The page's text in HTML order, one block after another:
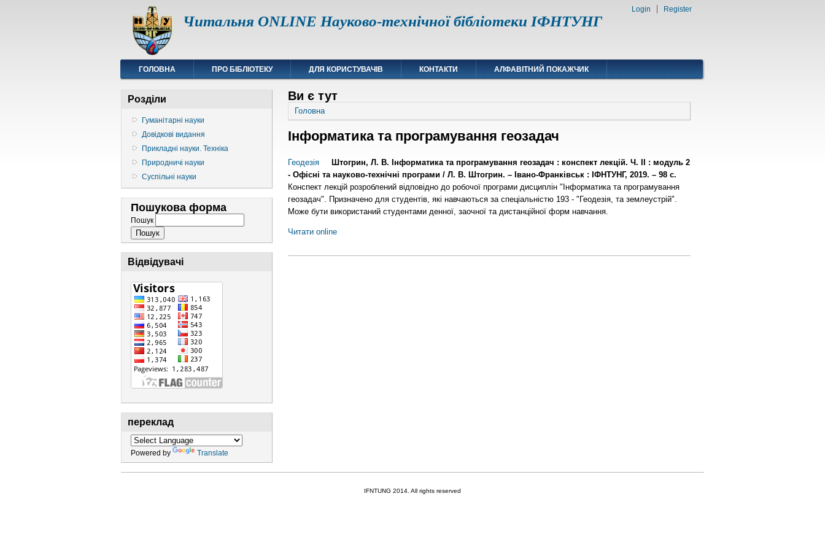
Читальня ONLINE Науково-технічної бібліотеки ІФНТУНГ
Login Register
ГОЛОВНА ПРО БІБЛІОТЕКУ ДЛЯ КОРИСТУВАЧІВ КОНТАКТИ АЛФАВІТНИЙ ПОКАЖЧИК
Розділи
Гуманітарні науки
Довідкові видання
Прикладні науки. Техніка
Природничі науки
Суспільні науки
Пошукова форма
Пошук
Відвідувачі
переклад
Powered by Translate
Ви є тут
Головна
Інформатика та програмування геозадач
Геодезія
Штогрин, Л. В. Інформатика та програмування геозадач : конспект лекцій. Ч. ІІ : модуль 2
- Офісні та науково-технічні програми / Л. В. Штогрин. – Івано-Франківськ : ІФНТУНГ, 2019. – 98 с.
Конспект лекцій розроблений відповідно до робочої програми дисциплін "Інформатика та програмування
геозадач". Призначено для студентів, які навчаються за спеціальністю 193 - "Геодезія, та землеустрій".
Може бути використаний студентами денної, заочної та дистанційної форм навчання.
Читати online
IFNTUNG 2014. All rights reserved